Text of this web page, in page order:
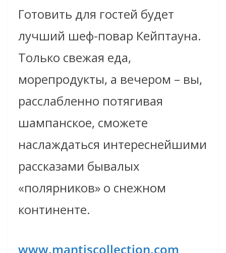
Готовить для гостей будет
лучший шеф-повар Кейптауна.
Только свежая еда,
морепродукты, а вечером – вы,
расслабленно потягивая
шампанское, сможете
наслаждаться интереснейшими
рассказами бывалых
«полярников» о снежном
континенте.
www.mantiscollection.com